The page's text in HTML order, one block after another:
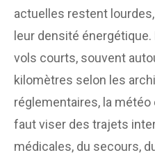
actuelles restent
leur densité
vols courts, souvent
kilomètres selon les
réglementaires, la météo
faut viser des trajets
médicales, du secours,